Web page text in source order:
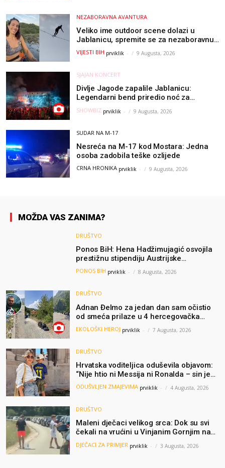
NEZABORAVNA AVANTURA
Veliko ime outdoor scene dolazi u
Jablanicu, spremite se za nezaboravnu
avanturu (VIDEO) !
VIJESTI BIH prviklik - 9 Augusta, 2026
SJAJAN KONCERT
Divlje Jagode zapalile Jablanicu:
Legendarni bend priredio noć za
pamćenje
SHOWBIZ prviklik - 9 Augusta, 2026
SUDAR NA M-17
Nesreća na M-17 kod Mostara: Jedna
osoba zadobila teške ozlijede
CRNA HRONIKA prviklik - 9 Augusta, 2026
MOŽDA VAS ZANIMA?
DRUŠTVO
Ponos BiH: Hena Hadžimujagić osvojila
prestižnu stipendiju Austrijske
akademije nauka, njeno istraživanje
moglo bi pomoći djeci širom svijeta
PONOS BIH prviklik - 8 Augusta, 2026
DRUŠTVO
Adnan Đelmo za jedan dan sam očistio
od smeća prilaze u 4 hercegovačka
grada: “Danas nisam čistio samo smeće,
čistio sam sliku o nama”
EKOLOŠKI HEROJ prviklik - 7 Augusta, 2026
DRUŠTVO
Hrvatska voditeljica oduševila objavom:
“Nije htio ni Messija ni Ronalda – sin je
želio samo dres Bosne”
ODUŠVLJEN ZMAJEVIMA prviklik - 4 Augusta, 2026
DRUŠTVO
Maleni dječaci velikog srca: Dok su svi
čekali na vrućini u Vinjanim Gornjim na
granici, Ljubi i Šime su dijelili vodu
putnicima
DJEČACI ZA PRIMJER prviklik - 3 Augusta, 2026